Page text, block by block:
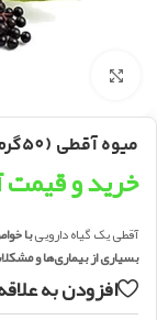
میوه آقطی (50گرم)
خرید و
آقطی یک گیاه داروییبا
بسیاری از بیماری‌ها و
افزودن به